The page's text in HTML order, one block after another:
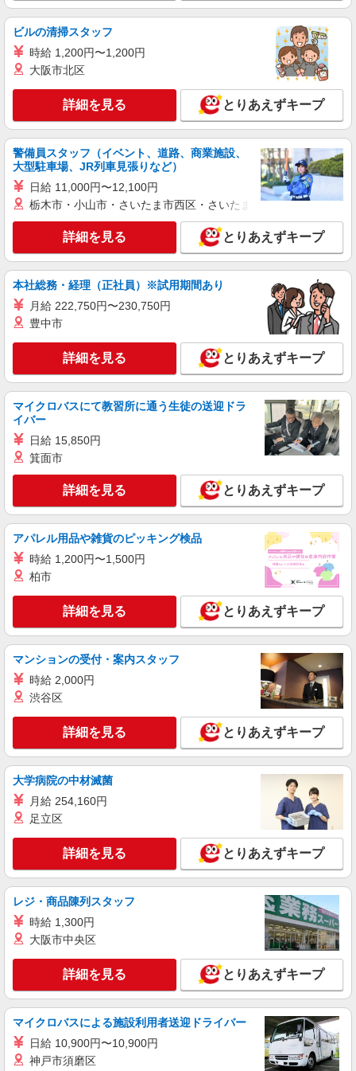
山形市内／車通勤OK
キープ 詳細を見る
株式会社kotrio /●SD-H-2066528
山形市｜未経験でも大丈夫◎研修が手厚い有料
住宅の介護♪
時給1350円〜2062円 ＜日払い有/週払い有/交
通費全支給(ガソリン代含む)＞
山形市内／車通勤OK
キープ 詳細を見る
活動支援メインで負担少なめ＊障がい者デイサ
ービスの支援員＊
時給1350円〜2062円 ＜日払い有/週払い有/交
通費全支給(ガソリン代含む)＞
山形市内／車通勤OK
キープ 詳細を見る
派遣社員
株式会社kotrio /●SD-H-1975275
けマンション
時給1350円〜2062円 ＜日払い有/週払い有/交
通費全支給(ガソリン代含む)＞
山形市内 最寄り駅：山形
詳細を見る
株式会社kotrio /●SD-H-1993226
山形市｜シニア向けマンションで夜勤専従＊暮
らしのお手伝い
時給1350円〜2062円 ＜日払い有/週払い有/交
キープ 詳細を見る
派遣社員
株式会社kotrio /●SD-H-1993426
山形市⇒需要のある福祉業界で介護デビュー＊
時給1350円〜2062円 ＜日払い有/週払い有/交
通費全支給(ガソリン代含む)＞
山形市内
キープ 詳細を見る
派遣社員
株式会社ブレイブ（マイナビグループ）/MD04
介護スタッフ ◆デイサービス、サービス付き
高齢者向け住宅、グループホームなど様々な勤
務先から選べます。
未経験：時給1250〜1450円（資格・経験によ
る） 経験者：時給1450〜1650円（資格・経験によ
ビルの清掃スタッフ
時給 1,200円〜1,200円
大阪市北区
詳細を見る とりあえずキープ
警備員スタッフ（イベント、道路、商業施設、
大型駐車場、JR列車見張りなど）
日給 11,000円〜12,100円
栃木市・小山市・さいたま市西区・さいたま市岩槻区・久喜市・
詳細を見る とりあえずキープ
本社総務・経理（正社員）※試用期間あり
月給 222,750円〜230,750円
豊中市
詳細を見る とりあえずキープ
マイクロバスにて教習所に通う生徒の送迎ドラ
イバー
日給 15,850円
箕面市
詳細を見る とりあえずキープ
アパレル用品や雑貨のピッキング検品
時給 1,200円〜1,500円
柏市
詳細を見る とりあえずキープ
マンションの受付・案内スタッフ
時給 2,000円
渋谷区
詳細を見る とりあえずキープ
大学病院の中材滅菌
月給 254,160円
足立区
詳細を見る とりあえずキープ
レジ・商品陳列スタッフ
時給 1,300円
大阪市中央区
詳細を見る とりあえずキープ
マイクロバスによる施設利用者送迎ドライバー
日給 10,900円〜10,900円
神戸市須磨区